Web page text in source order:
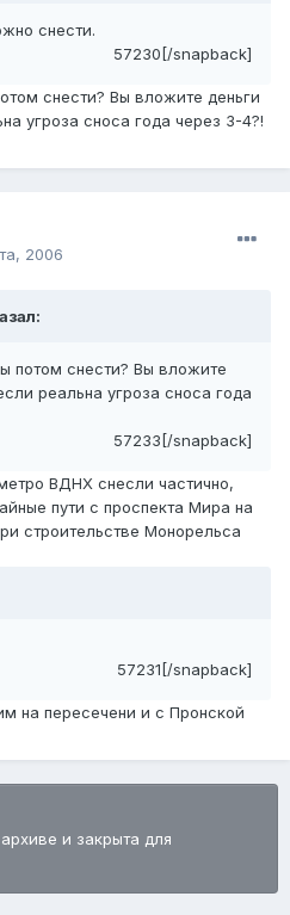
снести.
57230[/snapback]
снести? Вы вложите деньги
угроза сноса года через 3-4?!
2006
потом снести? Вы вложите
реальна угроза сноса года
57233[/snapback]
ВДНХ снесли частично,
пути с проспекта Мира на
строительстве Монорельса
57231[/snapback]
на пересечени и с Пронской
и закрыта для